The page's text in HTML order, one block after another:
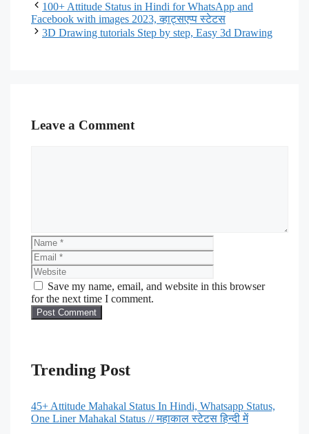
100+ Attitude Status in Hindi for WhatsApp and
Facebook with images 2023, व्हाट्सएप्प स्टेटस
3D Drawing tutorials Step by step, Easy 3d Drawing
Leave a Comment
Save my name, email, and website in this browser
for the next time I comment.
Trending Post
45+ Attitude Mahakal Status In Hindi, Whatsapp Status,
One Liner Mahakal Status // महाकाल स्टेटस हिन्दी में